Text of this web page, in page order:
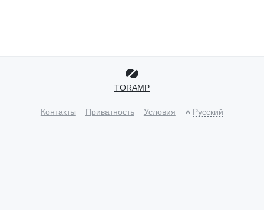
TORAMP
Контакты Приватность Условия Русский